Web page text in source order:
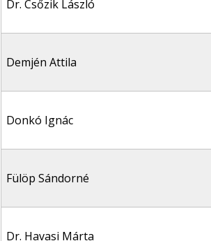
Dr. Csőzik László
Demjén Attila
Donkó Ignác
Fülöp Sándorné
Dr. Havasi Márta